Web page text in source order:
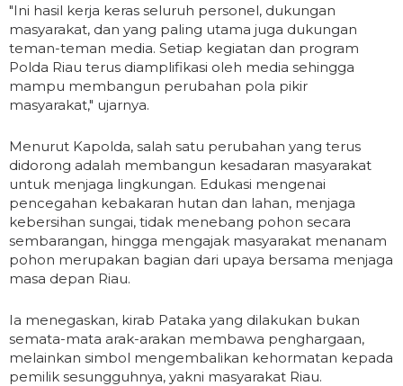
"Ini hasil kerja keras seluruh personel, dukungan
masyarakat, dan yang paling utama juga dukungan
teman-teman media. Setiap kegiatan dan program
Polda Riau terus diamplifikasi oleh media sehingga
mampu membangun perubahan pola pikir
masyarakat," ujarnya.
Menurut Kapolda, salah satu perubahan yang terus
didorong adalah membangun kesadaran masyarakat
untuk menjaga lingkungan. Edukasi mengenai
pencegahan kebakaran hutan dan lahan, menjaga
kebersihan sungai, tidak menebang pohon secara
sembarangan, hingga mengajak masyarakat menanam
pohon merupakan bagian dari upaya bersama menjaga
masa depan Riau.
Ia menegaskan, kirab Pataka yang dilakukan bukan
semata-mata arak-arakan membawa penghargaan,
melainkan simbol mengembalikan kehormatan kepada
pemilik sesungguhnya, yakni masyarakat Riau.